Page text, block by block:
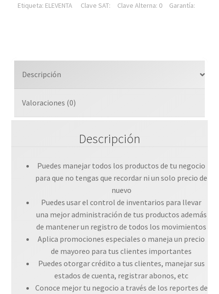
Etiqueta: ELEVENTA Clave SAT: Clave Alterna: 0 Garantía:
Descripción
Valoraciones (0)
Descripción
Puedes manejar todos los productos de tu negocio
para que no tengas que recordar ni un solo precio de
nuevo
Puedes usar el control de inventarios para llevar
una mejor administración de tus productos además
de mantener un registro de todos los movimientos
Aplica promociones especiales o maneja un precio
de mayoreo para tus clientes importantes
Puedes otorgar crédito a tus clientes, manejar sus
estados de cuenta, registrar abonos, etc
Conoce mejor tu negocio a través de los reportes de